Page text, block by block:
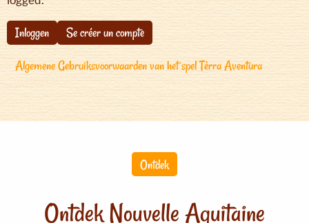
Inloggen
Se créer un compte
Algemene Gebruiksvoorwaarden van het spel Tèrra Aventura
Ontdek
Ontdek Nouvelle Aquitaine